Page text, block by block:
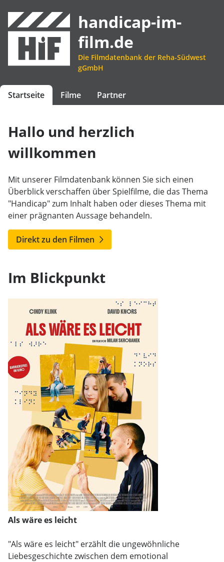
handicap-im-
film.de
Die Filmdatenbank der Reha-Südwest
gGmbH
Startseite Filme Partner
Hallo und herzlich
willkommen
Mit unserer Filmdatenbank können Sie sich einen
Überblick verschaffen über Spielfilme, die das Thema
"Handicap" zum Inhalt haben oder dieses Thema mit
einer prägnanten Aussage behandeln.
Direkt zu den Filmen
Im Blickpunkt
Als wäre es leicht
"Als wäre es leicht" erzählt die ungewöhnliche
Liebesgeschichte zwischen dem emotional